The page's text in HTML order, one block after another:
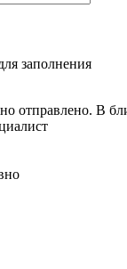
заполнения
отправлено. В